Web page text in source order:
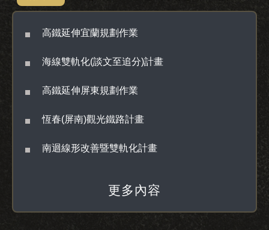
高鐵延伸宜蘭規劃作業
海線雙軌化(談文至追分)計畫
高鐵延伸屏東規劃作業
恆春(屏南)觀光鐵路計畫
南迴線形改善暨雙軌化計畫
更多內容